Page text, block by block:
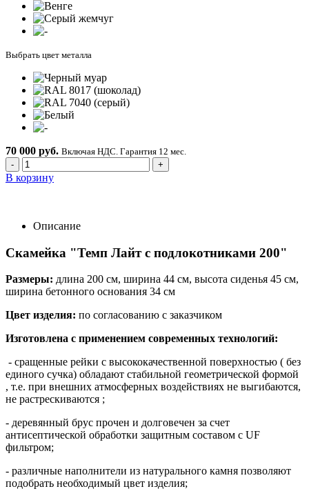
Выбрать цвет металла
70 000 руб. Включая НДС. Гарантия 12 мес.
-
+
В корзину
Описание
Скамейка "Темп Лайт с подлокотниками 200"
Размеры: длина 200 см, ширина 44 см, высота сиденья 45 см,
ширина бетонного основания 34 см
Цвет изделия: по согласованию с заказчиком
Изготовлена с применением современных технологий:
- сращенные рейки с высококачественной поверхностью ( без
единого сучка) обладают стабильной геометрической формой
, т.е. при внешних атмосферных воздействиях не выгибаются,
не растрескиваются ;
- деревянный брус прочен и долговечен за счет
антисептической обработки защитным составом c UF
фильтром;
- различные наполнители из натурального камня позволяют
подобрать необходимый цвет изделия;